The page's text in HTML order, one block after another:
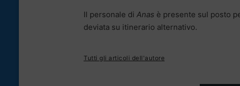
Il personale di Anas è presente sul posto
deviata su itinerario alternativo.
Tutti gli articoli dell'autore